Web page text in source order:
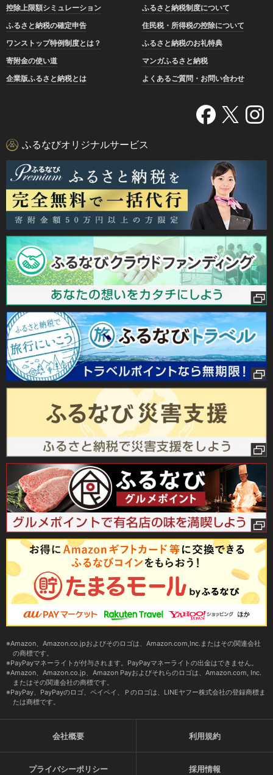
控除上限額シミュレーション
ふるさと納税制度について
ふるさと納税の確定申告
住民税・所得税の控除について
ワンストップ特例制度とは？
ふるさと納税のお礼特典
寄附金の使い道
マンガふるさと納税
企業版ふるさと納税とは
よくあるご質問・お問い合わせ
ふるなびオリジナルサービス
Amazon、Amazon.co.jpおよびそのロゴは、Amazon.com,Inc.またはその関連会社
の商標です。
PayPayマネーライトが付与されます。PayPayマネーライトの出金はできません。
Amazon、Amazon.co.jp、Amazon Payおよびそれらのロゴは、Amazon.com, Inc.
またはその関連会社の商標です。
PayPay、PayPayのロゴ、ペイペイ、Ｐのロゴは、LINEヤフー株式会社の登録商標ま
たは商標です。
会社概要 利用規約
プライバシーポリシー 採用情報